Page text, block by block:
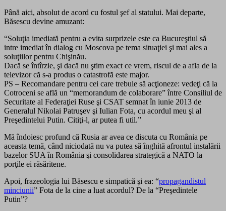
Până aici, absolut de acord cu fostul şef al statului. Mai departe,
Băsescu devine amuzant:
“Soluţia imediată pentru a evita surprizele este ca Bucureştiul să
intre imediat în dialog cu Moscova pe tema situaţiei şi mai ales a
soluţiilor pentru Chişinău.
Dacă se întîrzie, şi dacă nu ştim exact ce vrem, riscul de a afla de la
televizor că s-a produs o catastrofă este major.
PS – Recomandare pentru cei care trebuie să acţioneze: vedeţi că la
Cotroceni se află un “memorandum de colaborare” între Consiliul de
Securitate al Federaţiei Ruse şi CSAT semnat în iunie 2013 de
Generalul Nikolai Patruşev şi Iulian Fota, cu acordul meu şi al
Preşedintelui Putin. Citiţi-l, ar putea fi util.”
Mă îndoiesc profund că Rusia ar avea ce discuta cu România pe
aceasta temă, când niciodată nu va putea să înghită afrontul instalării
bazelor SUA în România şi consolidarea strategică a NATO la
porţile ei răsăritene.
Apoi, frazeologia lui Băsescu e simpatică şi ea: “propagandistul
minciunii” Fota de la cine a luat acordul? De la “Preşedintele
Putin”?